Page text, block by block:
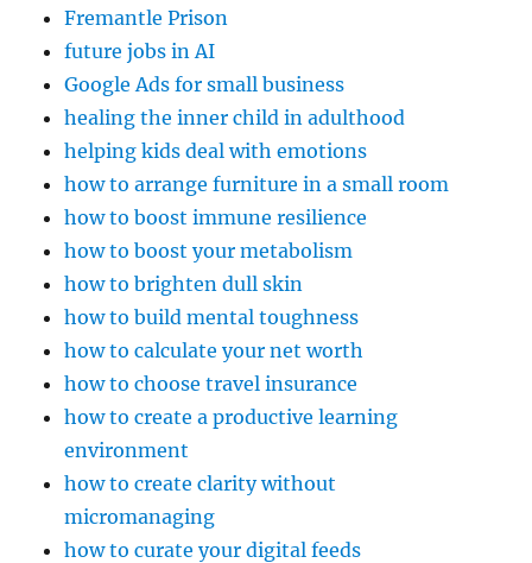
Fremantle Prison
future jobs in AI
Google Ads for small business
healing the inner child in adulthood
helping kids deal with emotions
how to arrange furniture in a small room
how to boost immune resilience
how to boost your metabolism
how to brighten dull skin
how to build mental toughness
how to calculate your net worth
how to choose travel insurance
how to create a productive learning
environment
how to create clarity without
micromanaging
how to curate your digital feeds